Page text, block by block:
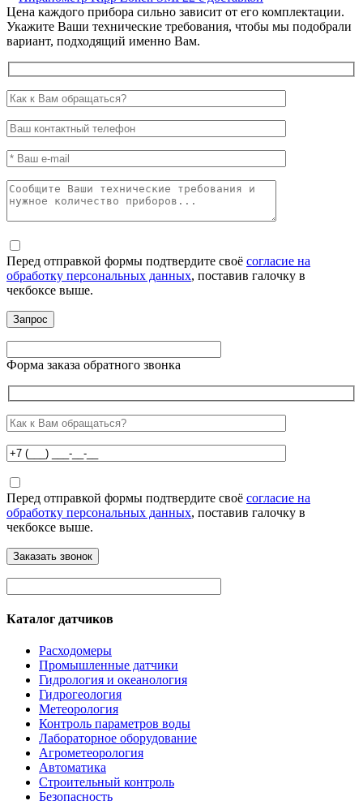
Цена каждого прибора сильно зависит от его комплектации.
Укажите Ваши технические требования, чтобы мы подобрали
вариант, подходящий именно Вам.
Перед отправкой формы подтвердите своё согласие на
обработку персональных данных, поставив галочку в
чекбоксе выше.
Форма заказа обратного звонка
Перед отправкой формы подтвердите своё согласие на
обработку персональных данных, поставив галочку в
чекбоксе выше.
Каталог датчиков
Расходомеры
Промышленные датчики
Гидрология и океанология
Гидрогеология
Метеорология
Контроль параметров воды
Лабораторное оборудование
Агрометеорология
Автоматика
Строительный контроль
Безопасность